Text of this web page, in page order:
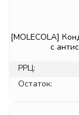
[MOLECOLA]
с
РРЦ:
Остаток: